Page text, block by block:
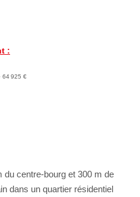
:
64 925 €
du centre-bourg et 300 m de
dans un quartier résidentiel